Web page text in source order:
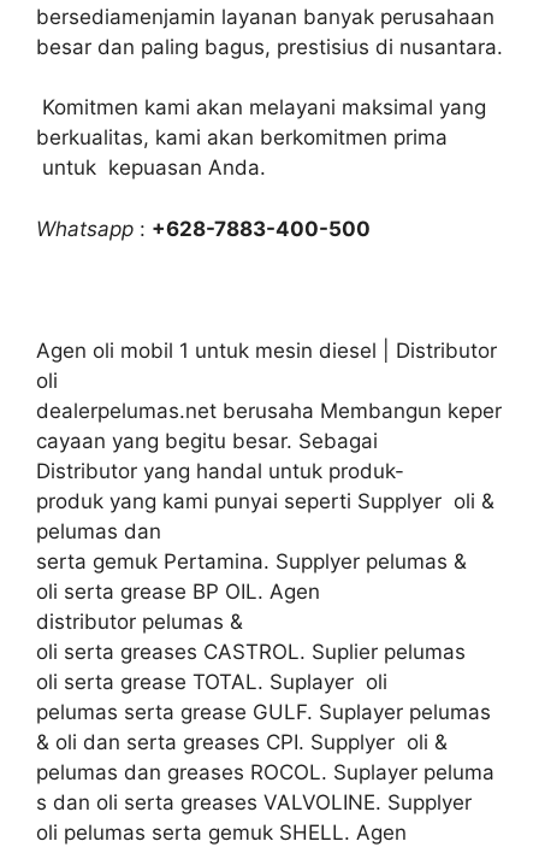
bersediamenjamin layanan banyak perusahaan
besar dan paling bagus, prestisius di nusantara.
Komitmen kami akan melayani maksimal yang
berkualitas, kami akan berkomitmen prima
untuk kepuasan Anda.
Whatsapp : +628-7883-400-500
Agen oli mobil 1 untuk mesin diesel | Distributor
oli
dealerpelumas.net berusaha Membangun keper
cayaan yang begitu besar. Sebagai
Distributor yang handal untuk produk-
produk yang kami punyai seperti Supplyer oli &
pelumas dan
serta gemuk Pertamina. Supplyer pelumas &
oli serta grease BP OIL. Agen
distributor pelumas &
oli serta greases CASTROL. Suplier pelumas
oli serta grease TOTAL. Suplayer oli
pelumas serta grease GULF. Suplayer pelumas
& oli dan serta greases CPI. Supplyer oli &
pelumas dan greases ROCOL. Suplayer peluma
s dan oli serta greases VALVOLINE. Supplyer
oli pelumas serta gemuk SHELL. Agen